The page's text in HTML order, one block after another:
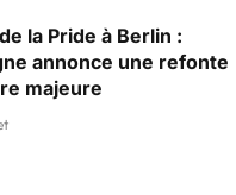
la Pride à Berlin :
annonce une refonte
majeure